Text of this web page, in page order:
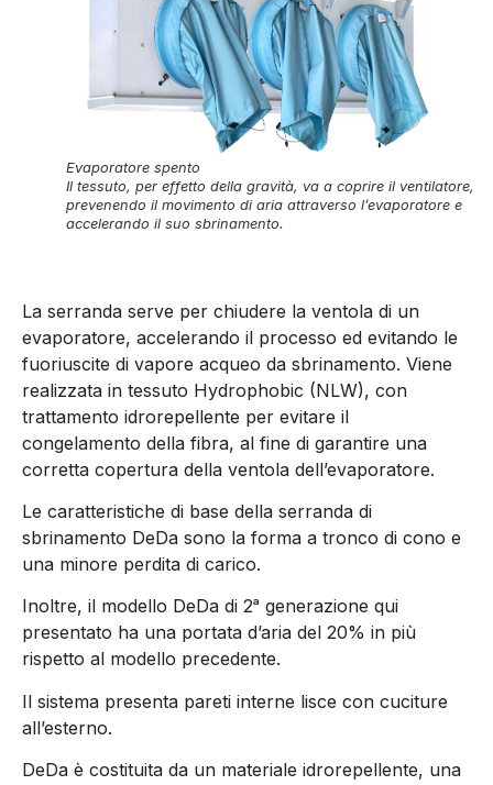
Evaporatore spento
Il tessuto, per effetto della gravità, va a coprire il ventilatore,
prevenendo il movimento di aria attraverso l’evaporatore e
accelerando il suo sbrinamento.
La serranda serve per chiudere la ventola di un
evaporatore, accelerando il processo ed evitando le
fuoriuscite di vapore acqueo da sbrinamento. Viene
realizzata in tessuto Hydrophobic (NLW), con
trattamento idrorepellente per evitare il
congelamento della fibra, al fine di garantire una
corretta copertura della ventola dell’evaporatore.
Le caratteristiche di base della serranda di
sbrinamento DeDa sono la forma a tronco di cono e
una minore perdita di carico.
Inoltre, il modello DeDa di 2ᵃ generazione qui
presentato ha una portata d’aria del 20% in più
rispetto al modello precedente.
Il sistema presenta pareti interne lisce con cuciture
all’esterno.
DeDa è costituita da un materiale idrorepellente, una